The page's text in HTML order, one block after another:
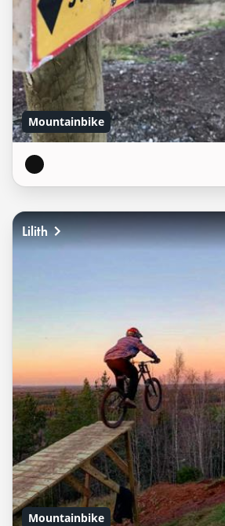
Mountainbike
Lilith
Mountainbike